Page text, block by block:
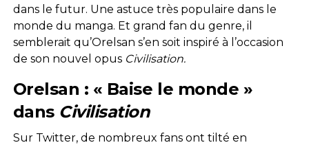
dans le futur. Une astuce très populaire dans le
monde du manga. Et grand fan du genre, il
semblerait qu’Orelsan s’en soit inspiré à l’occasion
de son nouvel opus Civilisation.
Orelsan : « Baise le monde »
dans Civilisation
Sur Twitter, de nombreux fans ont tilté en